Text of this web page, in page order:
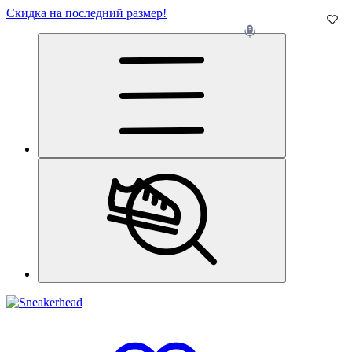
Скидка на последний размер!